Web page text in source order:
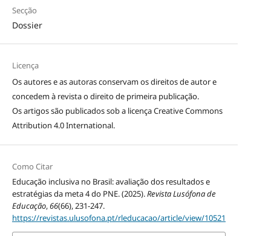
Secção
Dossier
Licença
Os autores e as autoras conservam os direitos de autor e
concedem à revista o direito de primeira publicação.
Os artigos são publicados sob a licençaCreative Commons
Attribution 4.0 International.
Como Citar
Educação inclusiva no Brasil: avaliação dos resultados e
estratégias da meta 4 do PNE. (2025).Revista Lusófona de
Educação,66(66), 231-247.
https://revistas.ulusofona.pt/rleducacao/article/view/10521